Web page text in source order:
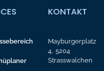
KONTAKT
Mayburgerplatz
4, 5204
Strasswalchen